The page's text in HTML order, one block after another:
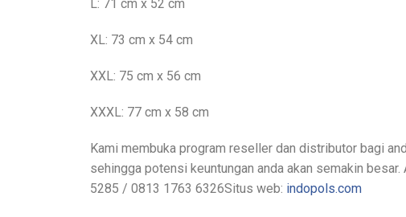
L: 71 cm x 52 cm
XL: 73 cm x 54 cm
XXL: 75 cm x 56 cm
XXXL: 77 cm x 58 cm
Kami membuka program reseller dan distributor bagi
sehingga potensi keuntungan anda akan semakin
5285 / 0813 1763 6326Situs web: indopols.com